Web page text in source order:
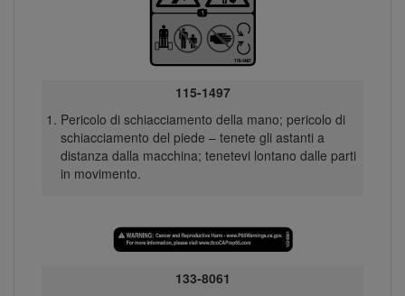
115-1497
Pericolo di schiacciamento della mano; pericolo di
schiacciamento del piede – tenete gli astanti a
distanza dalla macchina; tenetevi lontano dalle parti
in movimento.
133-8061